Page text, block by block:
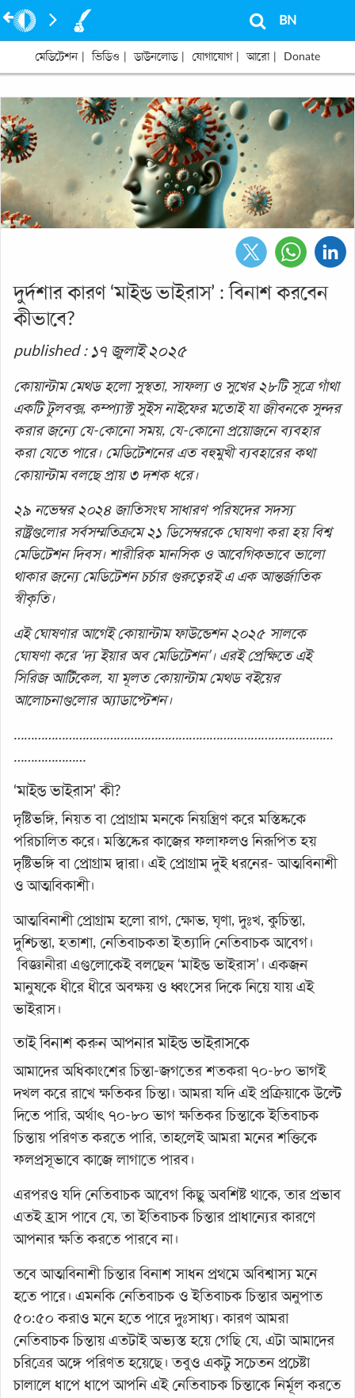
BN
মেডিটেশন ভিডিও ডাউনলোড যোগাযোগ আরো Donate
দুর্দশার কারণ ‘মাইন্ড ভাইরাস’ : বিনাশ করবেন
কীভাবে?
published : ১৭ জুলাই ২০২৫
কোয়ান্টাম মেথড হলো সুস্থতা, সাফল্য ও সুখের ২৮টি সূত্রে গাঁথা
একটি টুলবক্স, কম্প্যাক্ট সুইস নাইফের মতোই যা জীবনকে সুন্দর
করার জন্যে যে-কোনো সময়, যে-কোনো প্রয়োজনে ব্যবহার
করা যেতে পারে। মেডিটেশনের এত বহুমুখী ব্যবহারের কথা
কোয়ান্টাম বলছে প্রায় ৩ দশক ধরে।
২৯ নভেম্বর ২০২৪ জাতিসংঘ সাধারণ পরিষদের সদস্য
রাষ্ট্রগুলোর সর্বসম্মতিক্রমে ২১ ডিসেম্বরকে ঘোষণা করা হয় বিশ্ব
মেডিটেশন দিবস। শারীরিক মানসিক ও আবেগিকভাবে ভালো
থাকার জন্যে মেডিটেশন চর্চার গুরুত্বেরই এ এক আন্তর্জাতিক
স্বীকৃতি।
এই ঘোষণার আগেই কোয়ান্টাম ফাউন্ডেশন ২০২৫ সালকে
ঘোষণা করে ‘দ্য ইয়ার অব মেডিটেশন’। এরই প্রেক্ষিতে এই
সিরিজ আর্টিকেল, যা মূলত কোয়ান্টাম মেথড বইয়ের
আলোচনাগুলোর অ্যাডাপ্টেশন।
…………………………………………………………………………………
…………………
‘মাইন্ড ভাইরাস’ কী?
দৃষ্টিভঙ্গি, নিয়ত বা প্রোগ্রাম মনকে নিয়ন্ত্রিণ করে মস্তিষ্ককে
পরিচালিত করে। মস্তিষ্কের কাজের ফলাফলও নিরূপিত হয়
দৃষ্টিভঙ্গি বা প্রোগ্রাম দ্বারা। এই প্রোগ্রাম দুই ধরনের- আত্মবিনাশী
ও আত্মবিকাশী।
আত্মবিনাশী প্রোগ্রাম হলো রাগ, ক্ষোভ, ঘৃণা, দুঃখ, কুচিন্তা,
দুশ্চিন্তা, হতাশা, নেতিবাচকতা ইত্যাদি নেতিবাচক আবেগ।
বিজ্ঞানীরা এগুলোকেই বলছেন ‘মাইন্ড ভাইরাস’। একজন
মানুষকে ধীরে ধীরে অবক্ষয় ও ধ্বংসের দিকে নিয়ে যায় এই
ভাইরাস।
তাই বিনাশ করুন আপনার মাইন্ড ভাইরাসকে
আমাদের অধিকাংশের চিন্তা-জগতের শতকরা ৭০-৮০ ভাগই
দখল করে রাখে ক্ষতিকর চিন্তা। আমরা যদি এই প্রক্রিয়াকে উল্টে
দিতে পারি, অর্থাৎ ৭০-৮০ ভাগ ক্ষতিকর চিন্তাকে ইতিবাচক
চিন্তায় পরিণত করতে পারি, তাহলেই আমরা মনের শক্তিকে
ফলপ্রসূভাবে কাজে লাগাতে পারব।
এরপরও যদি নেতিবাচক আবেগ কিছু অবশিষ্ট থাকে, তার প্রভাব
এতই হ্রাস পাবে যে, তা ইতিবাচক চিন্তার প্রাধান্যের কারণে
আপনার ক্ষতি করতে পারবে না।
তবে আত্মবিনাশী চিন্তার বিনাশ সাধন প্রথমে অবিশ্বাস্য মনে
হতে পারে। এমনকি নেতিবাচক ও ইতিবাচক চিন্তার অনুপাত
৫০:৫০ করাও মনে হতে পারে দুঃসাধ্য। কারণ আমরা
নেতিবাচক চিন্তায় এতটাই অভ্যস্ত হয়ে গেছি যে, এটা আমাদের
চরিত্রের অঙ্গে পরিণত হয়েছে। তবুও একটু সচেতন প্রচেষ্টা
চালালে ধাপে ধাপে আপনি এই নেতিবাচক চিন্তাকে নির্মূল করতে